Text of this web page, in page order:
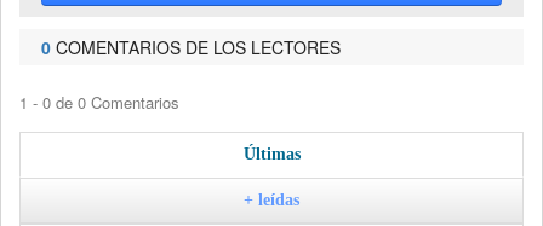
0 COMENTARIOS DE LOS LECTORES
1 - 0 de 0 Comentarios
Últimas
+ leídas